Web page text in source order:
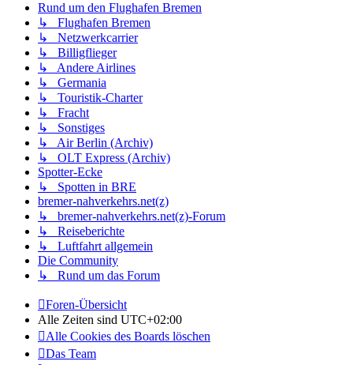
Rund um den Flughafen Bremen
↳ Flughafen Bremen
↳ Netzwerkcarrier
↳ Billigflieger
↳ Andere Airlines
↳ Germania
↳ Touristik-Charter
↳ Fracht
↳ Sonstiges
↳ Air Berlin (Archiv)
↳ OLT Express (Archiv)
Spotter-Ecke
↳ Spotten in BRE
bremer-nahverkehrs.net(z)
↳ bremer-nahverkehrs.net(z)-Forum
↳ Reiseberichte
↳ Luftfahrt allgemein
Die Community
↳ Rund um das Forum
Foren-Übersicht
Alle Zeiten sind UTC+02:00
Alle Cookies des Boards löschen
Das Team